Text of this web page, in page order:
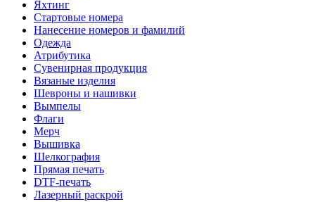
Яхтинг
Стартовые номера
Нанесение номеров и фамилий
Одежда
Атрибутика
Сувенирная продукция
Вязаные изделия
Шевроны и нашивки
Вымпелы
Флаги
Мерч
Вышивка
Шелкография
Прямая печать
DTF-печать
Лазерный раскрой